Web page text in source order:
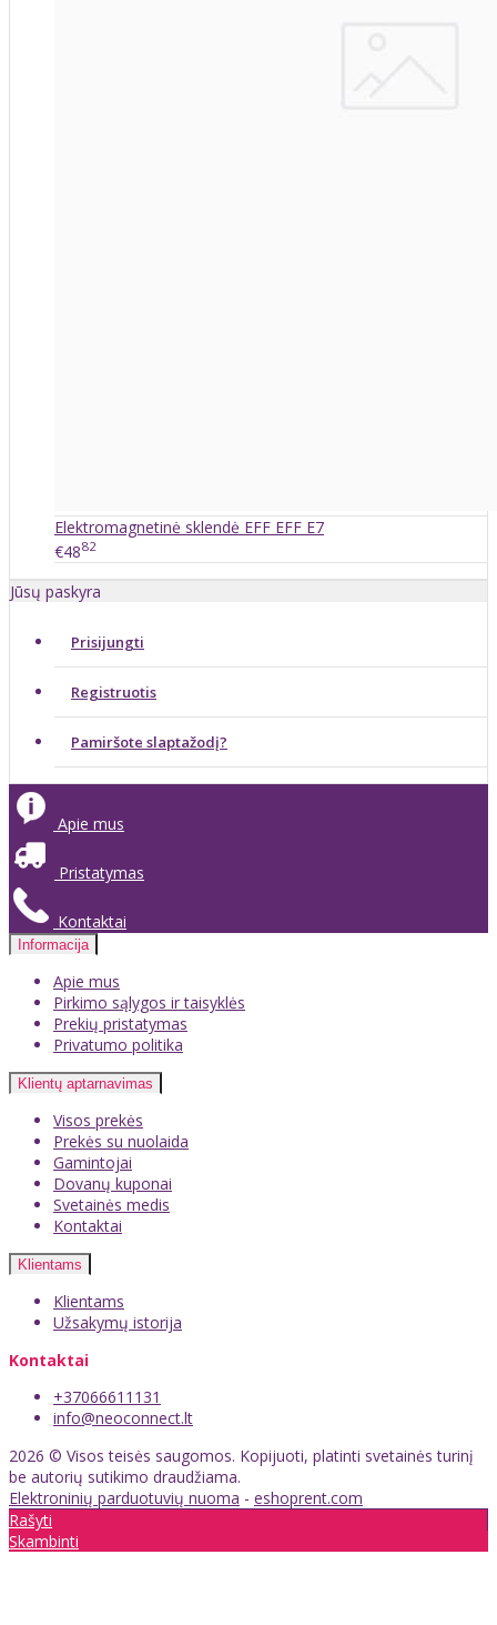
Elektromagnetinė sklendė EFF EFF E7
€4882
Jūsų paskyra
Prisijungti
Registruotis
Pamiršote slaptažodį?
Apie mus
Pristatymas
Kontaktai
Informacija
Apie mus
Pirkimo sąlygos ir taisyklės
Prekių pristatymas
Privatumo politika
Klientų aptarnavimas
Visos prekės
Prekės su nuolaida
Gamintojai
Dovanų kuponai
Svetainės medis
Kontaktai
Klientams
Klientams
Užsakymų istorija
Kontaktai
+37066611131
info@neoconnect.lt
2026 © Visos teisės saugomos. Kopijuoti, platinti svetainės turinį
be autorių sutikimo draudžiama.
Elektroninių parduotuvių nuoma - eshoprent.com
Rašyti
Skambinti